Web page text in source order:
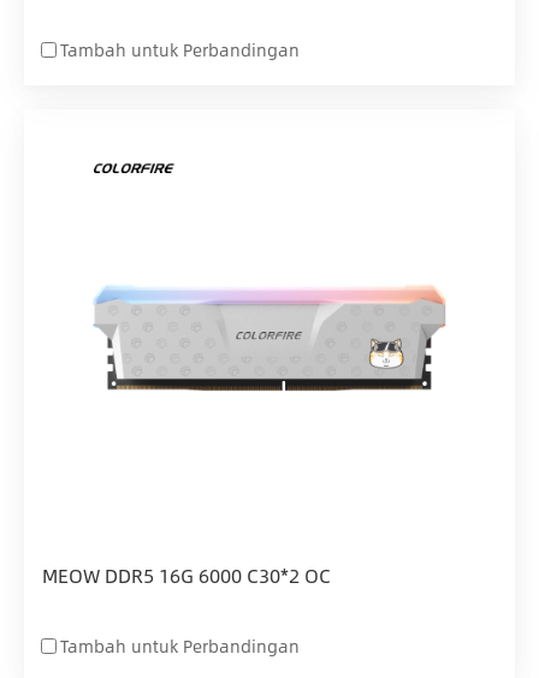
Tambah untuk Perbandingan
MEOW DDR5 16G 6000 C30*2 OC
Tambah untuk Perbandingan